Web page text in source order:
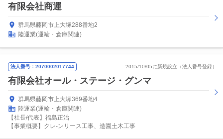
有限会社商運
群馬県藤岡市上大塚288番地2
陸運業(運輸・倉庫関連)
法人番号：2070002017744 2015/10/05に新規設立（法人番号登録）
有限会社オール・ステージ・グンマ
群馬県藤岡市上大塚369番地4
陸運業(運輸・倉庫関連)
【社長/代表】福島正治
【事業概要】クレ-ンリース工事、造園土木工事